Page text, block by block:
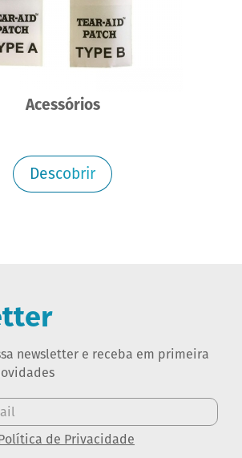
Acessórios
Descobrir
newsletter e receba em primeira
de Privacidade